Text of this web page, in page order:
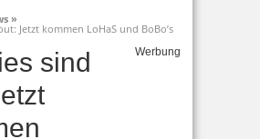
»
Jetzt kommen LoHaS und BoBo’s
sind
Werbung